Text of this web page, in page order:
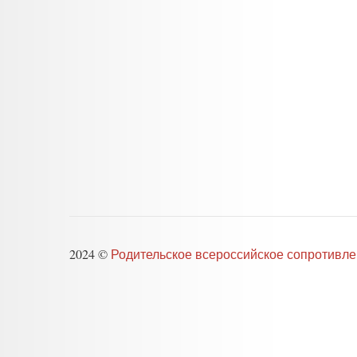
2024 © Родительское всероссийское